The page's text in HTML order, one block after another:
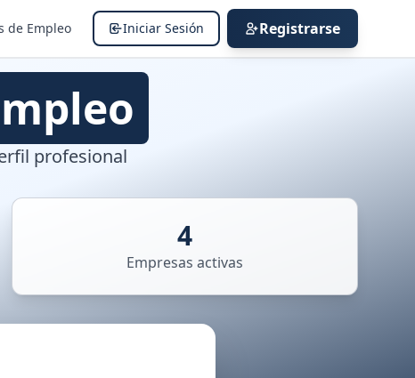
de Empleo Iniciar Sesión Registrarse
profesional
4
Empresas activas